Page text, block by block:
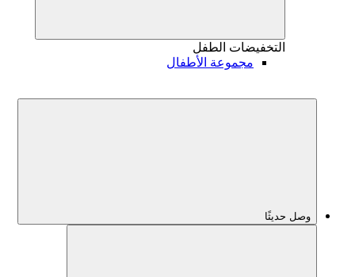
التخفيضات الطفل
مجموعة الأطفال
وصل حديثًا